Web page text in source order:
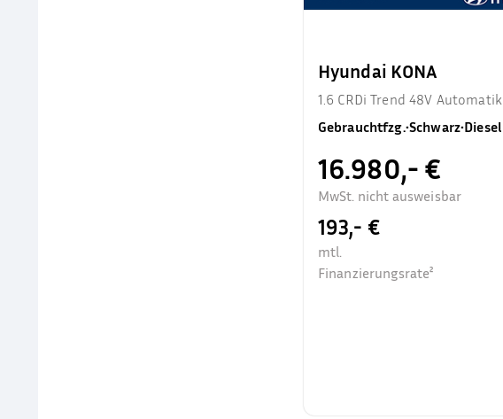
Hyundai KONA
1.6 CRDi Trend 48V Automatik
Gebrauchtfzg.•Schwarz•Diesel
16.980,- €
MwSt. nicht ausweisbar
193,- €
mtl.
Finanzierungsrate²